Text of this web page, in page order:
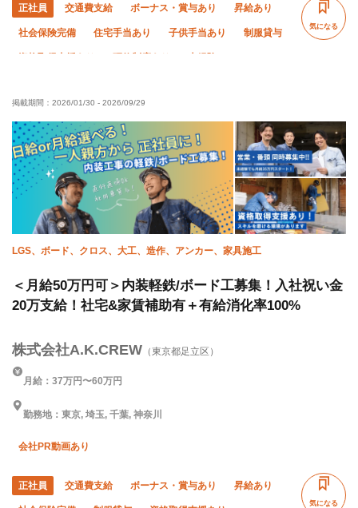
正社員 交通費支給 ボーナス・賞与あり 昇給あり
社会保険完備 住宅手当あり 子供手当あり 制服貸与
完全週休二日制 土日休み
転勤なし
気になる
掲載期間： 2026/01/30 - 2026/09/29
LGS、ボード、クロス、大工、造作、アンカー、家具施工
＜月給50万円可＞内装軽鉄/ボード工募集！入社祝い金
20万支給！社宅&家賃補助有＋有給消化率100%
株式会社A.K.CREW （東京都足立区）
月給：37万円〜60万円
勤務地：東京, 埼玉, 千葉, 神奈川
会社PR動画あり
正社員 交通費支給 ボーナス・賞与あり 昇給あり
気になる